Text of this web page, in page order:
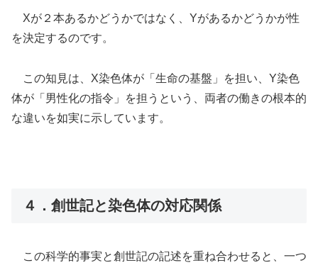
Xが２本あるかどうかではなく、Yがあるかどうかが性
を決定するのです。
この知見は、X染色体が「生命の基盤」を担い、Y染色
体が「男性化の指令」を担うという、両者の働きの根本的
な違いを如実に示しています。
４．創世記と染色体の対応関係
この科学的事実と創世記の記述を重ね合わせると、一つ